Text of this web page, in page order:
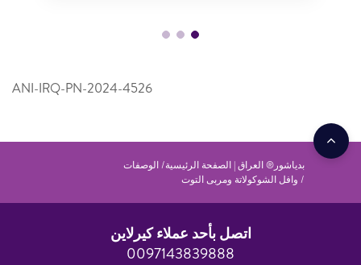
ANI-IRQ-PN-2024-4526
بدياشور® العراق | الصفحة الرئيسية الوصفات
وافل الشوكولاتة ومربى التوت
اتصل بأحد عملاء كيرلاين
0097143839888